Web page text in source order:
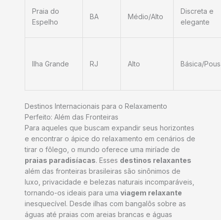
Praia do
Espelho
BA Médio/Alto
Discreta e
elegante
Ilha Grande RJ Alto Básica/
Destinos Internacionais para o Relaxamento
Perfeito: Além das Fronteiras
Para aqueles que buscam expandir seus horizontes
e encontrar o ápice do relaxamento em cenários de
tirar o fôlego, o mundo oferece uma miríade de
praias paradisíacas. Esses destinos relaxantes
além das fronteiras brasileiras são sinônimos de
luxo, privacidade e belezas naturais incomparáveis,
tornando-os ideais para uma viagem relaxante
inesquecível. Desde ilhas com bangalôs sobre as
águas até praias com areias brancas e águas